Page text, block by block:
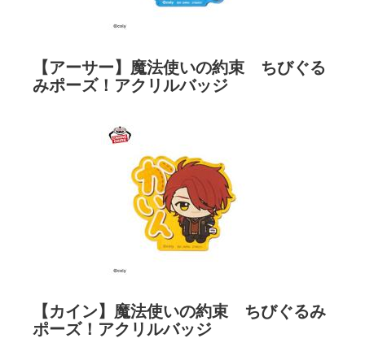
【アーサー】魔法使いの約束 ちびぐる
みポーズ！アクリルバッジ
【カイン】魔法使いの約束 ちびぐるみ
ポーズ！アクリルバッジ